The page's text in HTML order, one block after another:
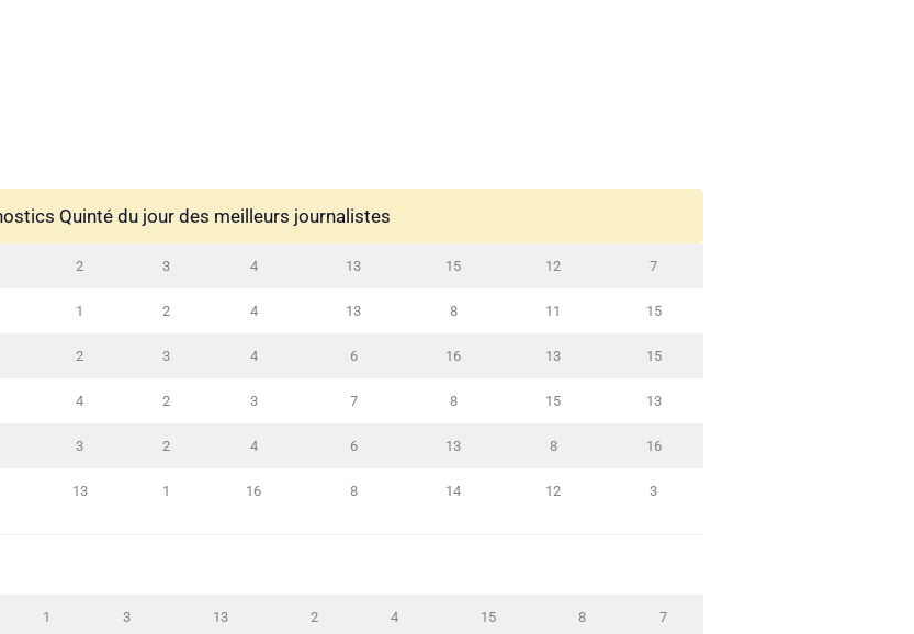
Quinté du jour des meilleurs journalistes
2 3 4 13 15 12 7
1 2 4 13 8 11 15
2 3 4 6 16 13 15
4 2 3 7 8 15 13
3 2 4 6 13 8 16
13 1 16 8 14 12 3
1 3 13 2 4 15 8 7